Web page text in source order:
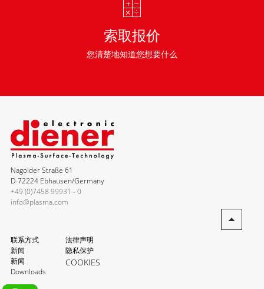
索取报价
您清楚地知道您想要什么
Nagolder Straße 61
D-72224 Ebhausen/Germany
+49 (0)7458 99931 - 0
info@plasma.com
联系方式
新闻
新闻
Downloads
法律声明
隐私保护
COOKIES